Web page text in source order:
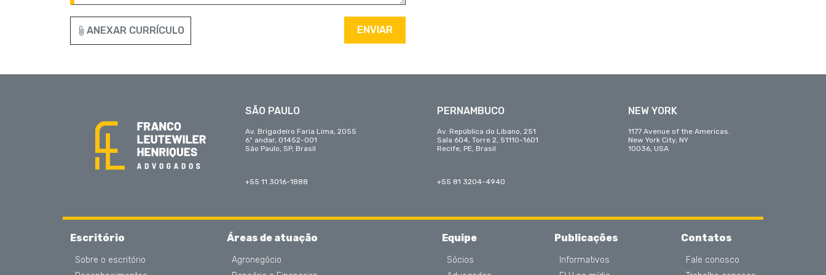
ANEXAR CURRÍCULO ENVIAR
SÃO PAULO
Av. Brigadeiro Faria Lima, 2055
6º andar, 01452-001
São Paulo, SP, Brasil
+55 11 3016-1888
PERNAMBUCO
Av. República do Líbano, 251
Sala 604, Torre 2, 51110-1601
Recife, PE, Brasil
+55 81 3204-4940
NEW YORK
1177 Avenue of the Americas.
New York City, NY
10036, USA
Escritório
Sobre o escritório
Áreas de atuação
Agronegócio
Equipe
Sócios
Publicações
Informativos
Contatos
Fale conosco